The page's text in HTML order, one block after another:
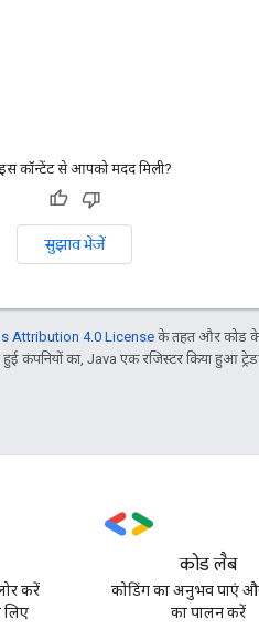
इस कॉन्टेंट से आपको मदद मिली?
सुझाव भेजें
Attribution 4.0 License के तहत और कोड के
का, Java एक रजिस्टर किया हुआ
करें
लिए
कोड लैब
कोडिंग का अनुभव पाएं और
का पालन करें